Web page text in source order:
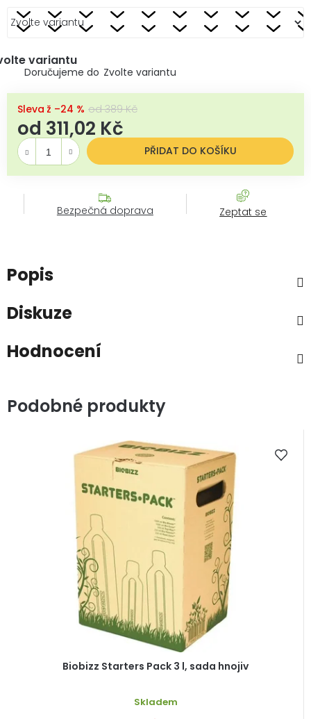
variantu
Zvolte variantu
od 389 Kč
až –24 %
od 311,02 Kč
PŘIDAT DO KOŠÍKU
Bezpečná doprava Zeptat se
Popis
Diskuze
Hodnocení
Podobné produkty
Biobizz Starters Pack 3 l, sada hnojiv
Skladem